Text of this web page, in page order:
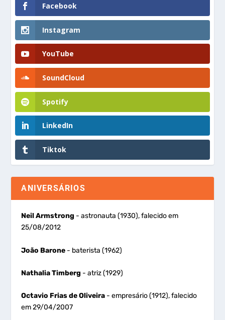
Facebook
Instagram
YouTube
SoundCloud
Spotify
LinkedIn
Tiktok
ANIVERSÁRIOS
Neil Armstrong - astronauta (1930), falecido em
25/08/2012
João Barone - baterista (1962)
Nathalia Timberg - atriz (1929)
Octavio Frias de Oliveira - empresário (1912), falecido
em 29/04/2007